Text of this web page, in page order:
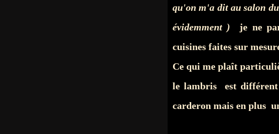
qu'on m'a dit au salon
évidemment ) je ne
cuisines faites sur
Ce qui me plaît
le lambris est
carderon mais en plus